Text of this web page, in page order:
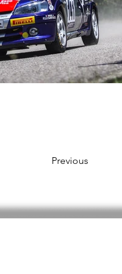
Previous